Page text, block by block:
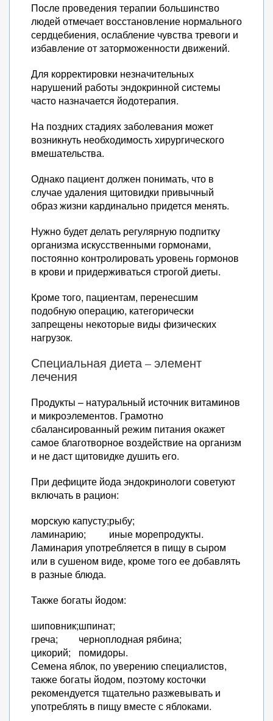
После проведения терапии большинство
людей отмечает восстановление нормального
сердцебиения, ослабление чувства тревоги и
избавление от заторможенности движений.
Для корректировки незначительных
нарушений работы эндокринной системы
часто назначается йодотерапия.
На поздних стадиях заболевания может
возникнуть необходимость хирургического
вмешательства.
Однако пациент должен понимать, что в
случае удаления щитовидки привычный
образ жизни кардинально придется менять.
Нужно будет делать регулярную подпитку
организма искусственными гормонами,
постоянно контролировать уровень гормонов
в крови и придерживаться строгой диеты.
Кроме того, пациентам, перенесшим
подобную операцию, категорически
запрещены некоторые виды физических
нагрузок.
Специальная диета – элемент
лечения
Продукты – натуральный источник витаминов
и микроэлементов. Грамотно
сбалансированный режим питания окажет
самое благотворное воздействие на организм
и не даст щитовидке душить его.
При дефиците йода эндокринологи советуют
включать в рацион:
морскую капусту;рыбу;
ламинарию;
иные морепродукты.
Ламинария употребляется в пищу в сыром
или в сушеном виде, кроме того ее добавлять
в разные блюда.
Также богаты йодом:
шиповник;шпинат;
греча;
черноплодная рябина;
цикорий;
помидоры.
Семена яблок, по уверению специалистов,
также богаты йодом, поэтому косточки
рекомендуется тщательно разжевывать и
употреблять в пищу вместе с яблоками.